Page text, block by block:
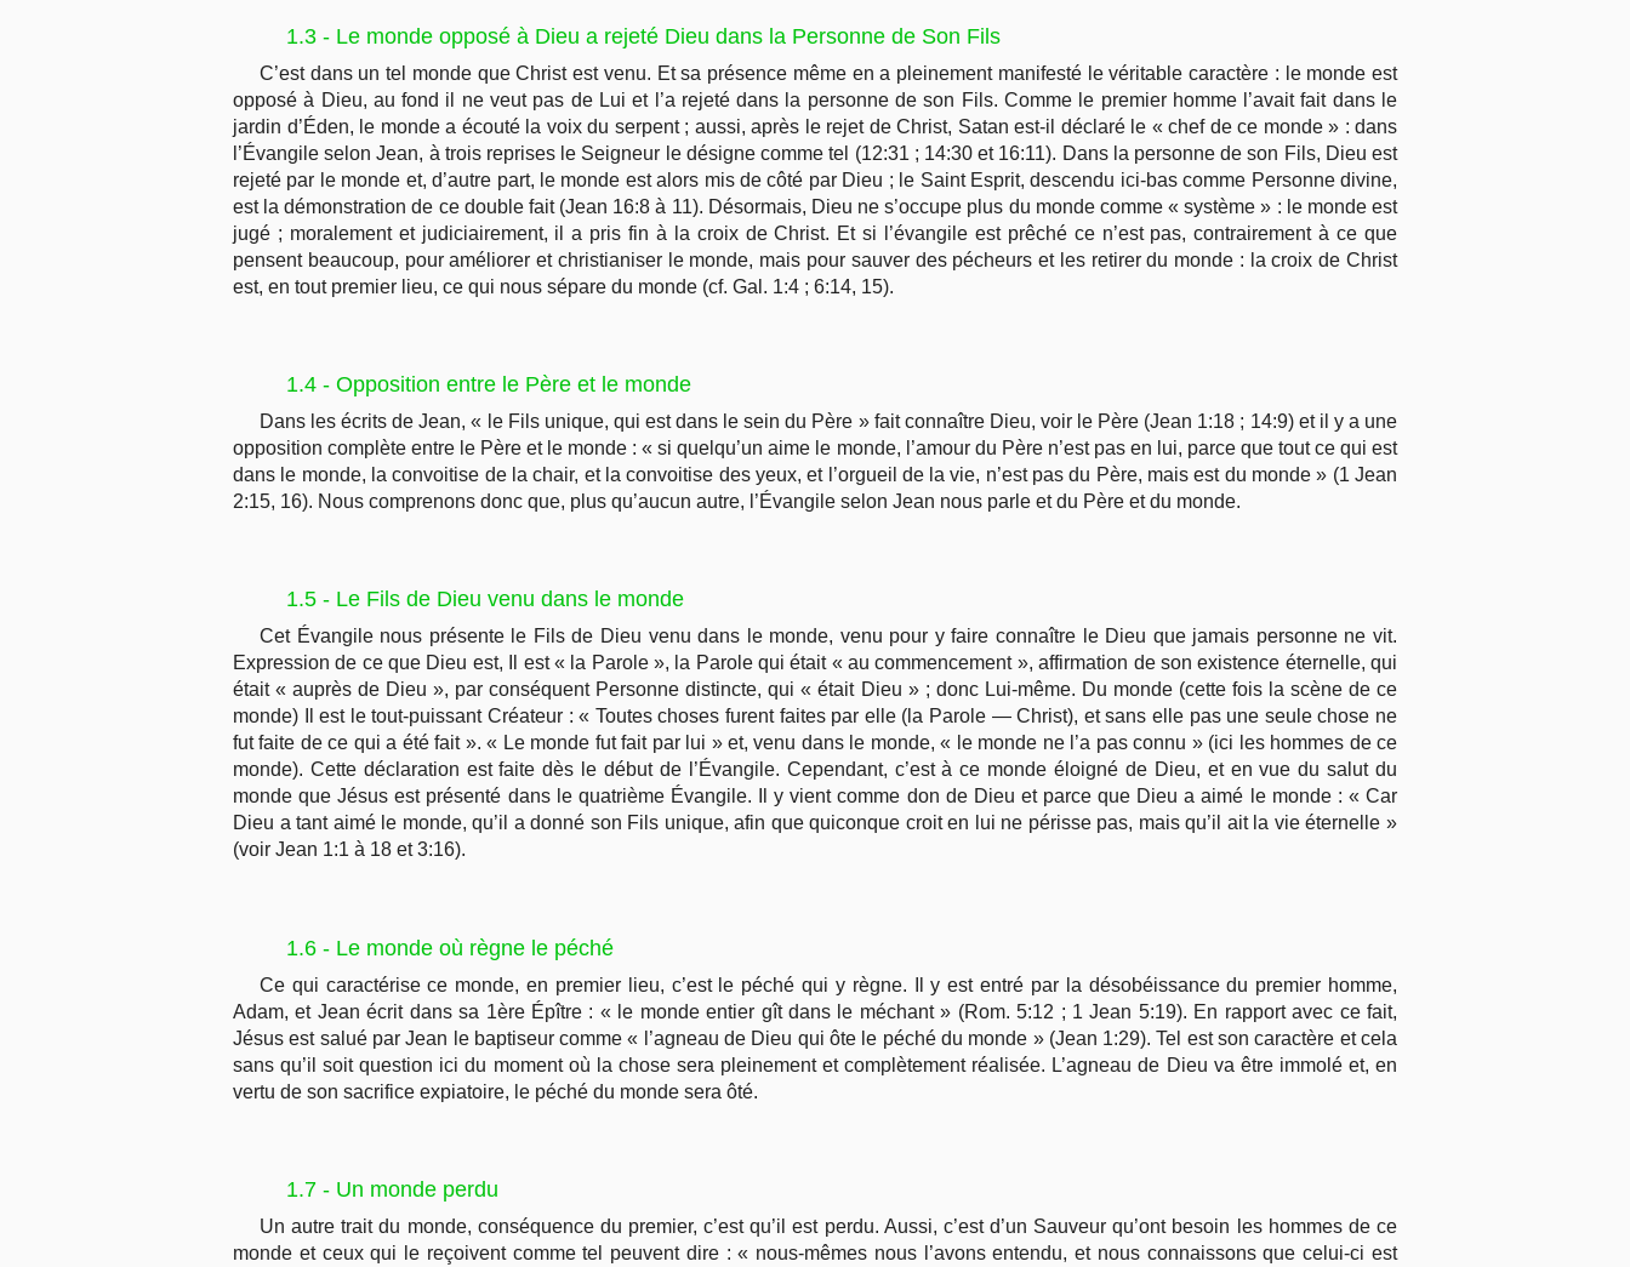
1.3 - Le monde opposé à Dieu a rejeté Dieu dans la Personne de Son Fils
C’est dans un tel monde que Christ est venu. Et sa présence même en a pleinement manifesté le véritable caractère : le monde est
opposé à Dieu, au fond il ne veut pas de Lui et l’a rejeté dans la personne de son Fils. Comme le premier homme l’avait fait dans le
jardin d’Éden, le monde a écouté la voix du serpent ; aussi, après le rejet de Christ, Satan est-il déclaré le « chef de ce monde » : dans
l’Évangile selon Jean, à trois reprises le Seigneur le désigne comme tel (12:31 ; 14:30 et 16:11). Dans la personne de son Fils, Dieu est
rejeté par le monde et, d’autre part, le monde est alors mis de côté par Dieu ; le Saint Esprit, descendu ici-bas comme Personne divine,
est la démonstration de ce double fait (Jean 16:8 à 11). Désormais, Dieu ne s’occupe plus du monde comme « système » : le monde est
jugé ; moralement et judiciairement, il a pris fin à la croix de Christ. Et si l’évangile est prêché ce n’est pas, contrairement à ce que
pensent beaucoup, pour améliorer et christianiser le monde, mais pour sauver des pécheurs et les retirer du monde : la croix de Christ
est, en tout premier lieu, ce qui nous sépare du monde (cf. Gal. 1:4 ; 6:14, 15).
1.4 - Opposition entre le Père et le monde
Dans les écrits de Jean, « le Fils unique, qui est dans le sein du Père » fait connaître Dieu, voir le Père (Jean 1:18 ; 14:9) et il y a une
opposition complète entre le Père et le monde : « si quelqu’un aime le monde, l’amour du Père n’est pas en lui, parce que tout ce qui est
dans le monde, la convoitise de la chair, et la convoitise des yeux, et l’orgueil de la vie, n’est pas du Père, mais est du monde » (1 Jean
2:15, 16). Nous comprenons donc que, plus qu’aucun autre, l’Évangile selon Jean nous parle et du Père et du monde.
1.5 - Le Fils de Dieu venu dans le monde
Cet Évangile nous présente le Fils de Dieu venu dans le monde, venu pour y faire connaître le Dieu que jamais personne ne vit.
Expression de ce que Dieu est, Il est « la Parole », la Parole qui était « au commencement », affirmation de son existence éternelle, qui
était « auprès de Dieu », par conséquent Personne distincte, qui « était Dieu » ; donc Lui-même. Du monde (cette fois la scène de ce
monde) Il est le tout-puissant Créateur : « Toutes choses furent faites par elle (la Parole — Christ), et sans elle pas une seule chose ne
fut faite de ce qui a été fait ». « Le monde fut fait par lui » et, venu dans le monde, « le monde ne l’a pas connu » (ici les hommes de ce
monde). Cette déclaration est faite dès le début de l’Évangile. Cependant, c’est à ce monde éloigné de Dieu, et en vue du salut du
monde que Jésus est présenté dans le quatrième Évangile. Il y vient comme don de Dieu et parce que Dieu a aimé le monde : « Car
Dieu a tant aimé le monde, qu’il a donné son Fils unique, afin que quiconque croit en lui ne périsse pas, mais qu’il ait la vie éternelle »
(voir Jean 1:1 à 18 et 3:16).
1.6 - Le monde où règne le péché
Ce qui caractérise ce monde, en premier lieu, c’est le péché qui y règne. Il y est entré par la désobéissance du premier homme,
Adam, et Jean écrit dans sa 1ère Épître : « le monde entier gît dans le méchant » (Rom. 5:12 ; 1 Jean 5:19). En rapport avec ce fait,
Jésus est salué par Jean le baptiseur comme « l’agneau de Dieu qui ôte le péché du monde » (Jean 1:29). Tel est son caractère et cela
sans qu’il soit question ici du moment où la chose sera pleinement et complètement réalisée. L’agneau de Dieu va être immolé et, en
vertu de son sacrifice expiatoire, le péché du monde sera ôté.
1.7 - Un monde perdu
Un autre trait du monde, conséquence du premier, c’est qu’il est perdu. Aussi, c’est d’un Sauveur qu’ont besoin les hommes de ce
monde et ceux qui le reçoivent comme tel peuvent dire : « nous-mêmes nous l’avons entendu, et nous connaissons que celui-ci est